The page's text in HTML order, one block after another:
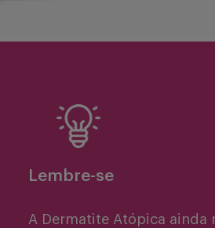
Lembre-se
A Dermatite Atópica ainda